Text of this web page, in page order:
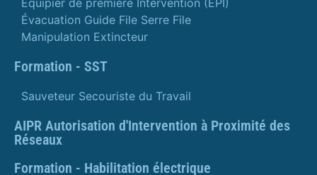
Équipier de première Intervention (EPI)
Évacuation Guide File Serre File
Manipulation Extincteur
Formation - SST
Sauveteur Secouriste du Travail
AIPR Autorisation d'Intervention à Proximité des
Réseaux
Formation - Habilitation électrique